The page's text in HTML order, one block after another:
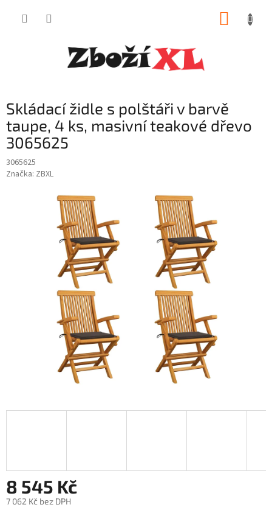
Skládací židle s polštáři v barvě
taupe, 4 ks, masivní teakové dřevo
3065625
3065625
Značka: ZBXL
8 545 Kč
7 062 Kč bez DPH